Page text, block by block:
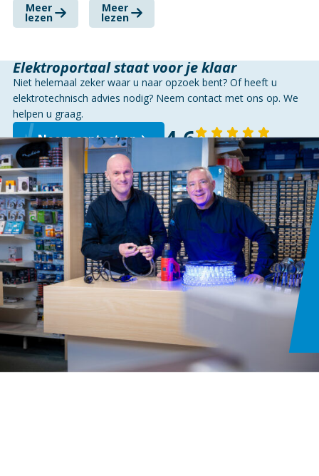
Meer
lezen
Meer
lezen
Elektroportaal staat voor je klaar
Niet helemaal zeker waar u naar opzoek bent? Of heeft u
elektrotechnisch advies nodig? Neem contact met ons op. We
helpen u graag.
Neem contact op 4,6 143 reviews